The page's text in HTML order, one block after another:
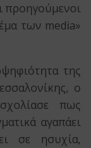
προηγούμενοι
των media»
της
ο
πως
αγαπάει
σε ησυχία,